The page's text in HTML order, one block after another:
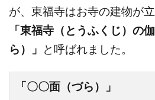
が、東福寺はお寺の建物が
「東福寺（とうふくじ）の
ら）」
と呼ばれました。
「〇〇面（づら）」